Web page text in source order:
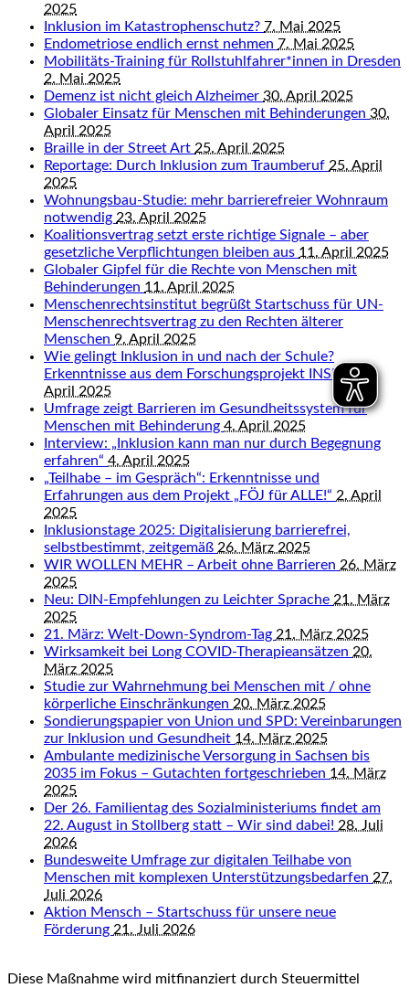
2025
Inklusion im Katastrophenschutz? 7. Mai 2025
Endometriose endlich ernst nehmen 7. Mai 2025
Mobilitäts-Training für Rollstuhlfahrer*innen in Dresden
2. Mai 2025
Demenz ist nicht gleich Alzheimer 30. April 2025
Globaler Einsatz für Menschen mit Behinderungen 30.
April 2025
Braille in der Street Art 25. April 2025
Reportage: Durch Inklusion zum Traumberuf 25. April
2025
Wohnungsbau-Studie: mehr barrierefreier Wohnraum
notwendig 23. April 2025
Koalitionsvertrag setzt erste richtige Signale – aber
gesetzliche Verpflichtungen bleiben aus 11. April 2025
Globaler Gipfel für die Rechte von Menschen mit
Behinderungen 11. April 2025
Menschenrechtsinstitut begrüßt Startschuss für UN-
Menschenrechtsvertrag zu den Rechten älterer
Menschen 9. April 2025
Wie gelingt Inklusion in und nach der Schule?
Erkenntnisse aus dem Forschungsprojekt INSIDE9.
April 2025
Umfrage zeigt Barrieren im Gesundheitssystem für
Menschen mit Behinderung 4. April 2025
Interview: „Inklusion kann man nur durch Begegnung
erfahren“ 4. April 2025
„Teilhabe – im Gespräch“: Erkenntnisse und
Erfahrungen aus dem Projekt „FÖJ für ALLE!“ 2. April
2025
Inklusionstage 2025: Digitalisierung barrierefrei,
selbstbestimmt, zeitgemäß 26. März 2025
WIR WOLLEN MEHR – Arbeit ohne Barrieren 26. März
2025
Neu: DIN-Empfehlungen zu Leichter Sprache 21. März
2025
21. März: Welt-Down-Syndrom-Tag 21. März 2025
Wirksamkeit bei Long COVID-Therapieansätzen 20.
März 2025
Studie zur Wahrnehmung bei Menschen mit / ohne
körperliche Einschränkungen 20. März 2025
Sondierungspapier von Union und SPD: Vereinbarungen
zur Inklusion und Gesundheit 14. März 2025
Ambulante medizinische Versorgung in Sachsen bis
2035 im Fokus – Gutachten fortgeschrieben 14. März
2025
Der 26. Familientag des Sozialministeriums findet am
22. August in Stollberg statt – Wir sind dabei! 28. Juli
2026
Bundesweite Umfrage zur digitalen Teilhabe von
Menschen mit komplexen Unterstützungsbedarfen 27.
Juli 2026
Aktion Mensch – Startschuss für unsere neue
Förderung 21. Juli 2026
Diese Maßnahme wird mitfinanziert durch Steuermittel